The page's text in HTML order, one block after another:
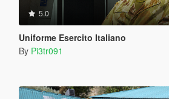
5.0
Uniforme Esercito Italiano
By Pi3tr091